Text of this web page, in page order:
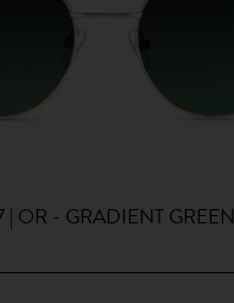
| OR - GRADIENT GREEN